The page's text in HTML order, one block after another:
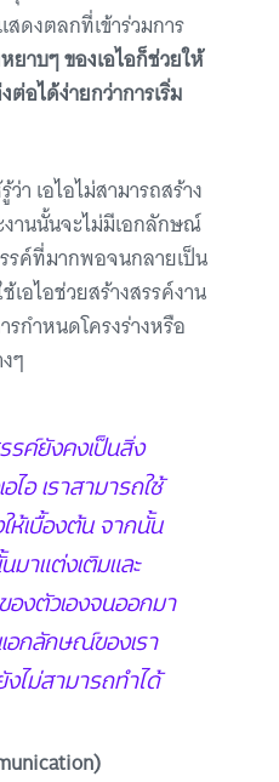
ดงตลกที่เข้าร่วมการ
ยาบๆ ของเอไอก็ช่วยให้
ต่อได้ง่ายกว่าการเริ่ม
า เอไอไม่สามารถสร้าง
งานนั้นจะไม่มีเอกลักษณ์
รค์ที่มากพอจนกลายเป็น
อไอช่วยสร้างสรรค์งาน
รกำหนดโครงร่างหรือ
ๆ
รค์ยังคงเป็นสิ่ง
ไอ เราสามารถใช้
ให้เบื้องต้น จากนั้น
มาแต่งเติมและ
งตัวเองจนออกมา
อกลักษณ์ของเรา
งไม่สามารถทำได้